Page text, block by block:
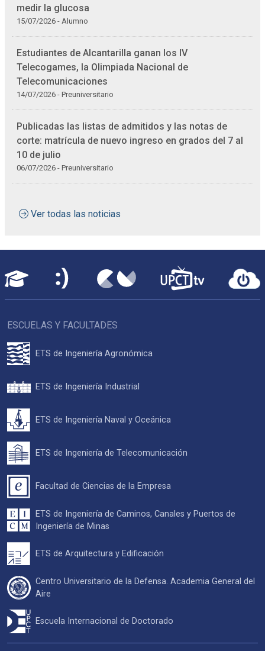
medir la glucosa
15/07/2026 - Alumno
Estudiantes de Alcantarilla ganan los IV
Telecogames, la Olimpiada Nacional de
Telecomunicaciones
14/07/2026 - Preuniversitario
Publicadas las listas de admitidos y las notas de
corte: matrícula de nuevo ingreso en grados del 7 al
10 de julio
06/07/2026 - Preuniversitario
Ver todas las noticias
ESCUELAS Y FACULTADES
ETS de Ingeniería Agronómica
ETS de Ingeniería Industrial
ETS de Ingeniería Naval y Oceánica
ETS de Ingeniería de Telecomunicación
Facultad de Ciencias de la Empresa
ETS de Ingeniería de Caminos, Canales y Puertos de
Ingeniería de Minas
ETS de Arquitectura y Edificación
Centro Universitario de la Defensa. Academia General del
Aire
Escuela Internacional de Doctorado